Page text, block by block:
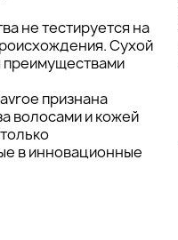
не тестируется на
Сухой
преимуществами
признана
волосами и кожей
в инновационные
условиям,
и